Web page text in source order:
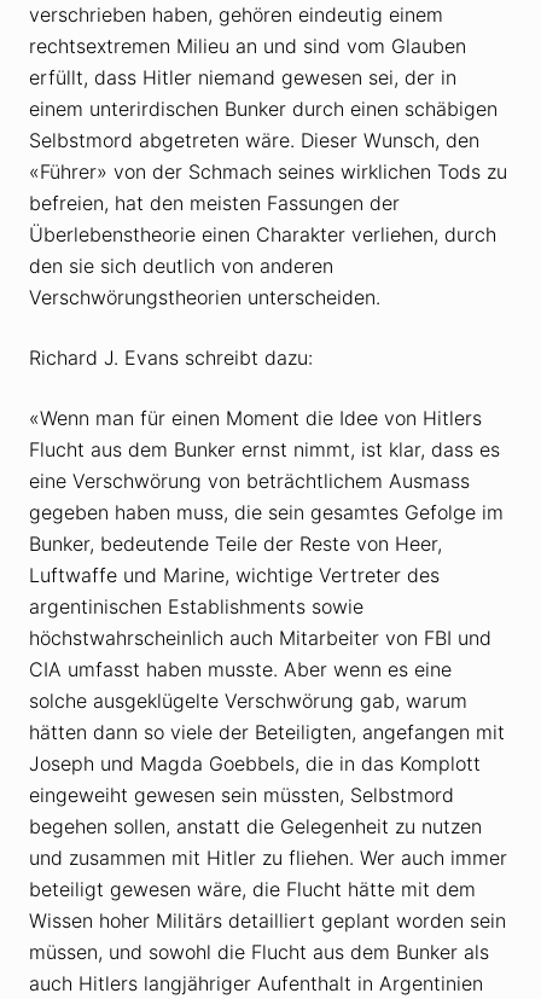
verschrieben haben, gehören eindeutig einem
rechtsextremen Milieu an und sind vom Glauben
erfüllt, dass Hitler niemand gewesen sei, der in
einem unterirdischen Bunker durch einen schäbigen
Selbstmord abgetreten wäre. Dieser Wunsch, den
«Führer» von der Schmach seines wirklichen Tods zu
befreien, hat den meisten Fassungen der
Überlebenstheorie einen Charakter verliehen, durch
den sie sich deutlich von anderen
Verschwörungstheorien unterscheiden.
Richard J. Evans schreibt dazu:
«Wenn man für einen Moment die Idee von Hitlers
Flucht aus dem Bunker ernst nimmt, ist klar, dass es
eine Verschwörung von beträchtlichem Ausmass
gegeben haben muss, die sein gesamtes Gefolge im
Bunker, bedeutende Teile der Reste von Heer,
Luftwaffe und Marine, wichtige Vertreter des
argentinischen Establishments sowie
höchstwahrscheinlich auch Mitarbeiter von FBI und
CIA umfasst haben musste. Aber wenn es eine
solche ausgeklügelte Verschwörung gab, warum
hätten dann so viele der Beteiligten, angefangen mit
Joseph und Magda Goebbels, die in das Komplott
eingeweiht gewesen sein müssten, Selbstmord
begehen sollen, anstatt die Gelegenheit zu nutzen
und zusammen mit Hitler zu fliehen. Wer auch immer
beteiligt gewesen wäre, die Flucht hätte mit dem
Wissen hoher Militärs detailliert geplant worden sein
müssen, und sowohl die Flucht aus dem Bunker als
auch Hitlers langjähriger Aufenthalt in Argentinien